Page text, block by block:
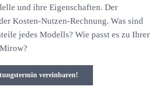
und ihre Eigenschaften. Der
Kosten-Nutzen-Rechnung. Was sind
jedes Modells? Wie passt es zu Ihrer
vereinbaren!